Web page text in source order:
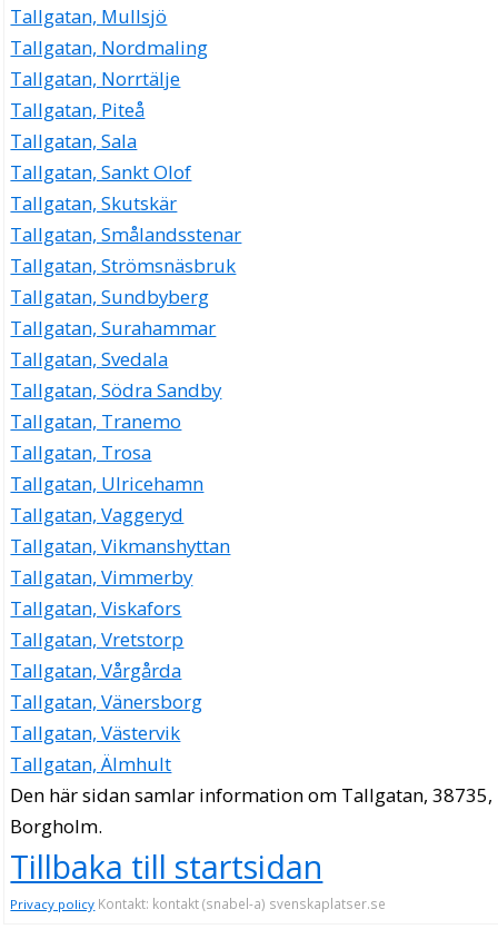
Tallgatan, Mullsjö
Tallgatan, Nordmaling
Tallgatan, Norrtälje
Tallgatan, Piteå
Tallgatan, Sala
Tallgatan, Sankt Olof
Tallgatan, Skutskär
Tallgatan, Smålandsstenar
Tallgatan, Strömsnäsbruk
Tallgatan, Sundbyberg
Tallgatan, Surahammar
Tallgatan, Svedala
Tallgatan, Södra Sandby
Tallgatan, Tranemo
Tallgatan, Trosa
Tallgatan, Ulricehamn
Tallgatan, Vaggeryd
Tallgatan, Vikmanshyttan
Tallgatan, Vimmerby
Tallgatan, Viskafors
Tallgatan, Vretstorp
Tallgatan, Vårgårda
Tallgatan, Vänersborg
Tallgatan, Västervik
Tallgatan, Älmhult
Den här sidan samlar information om Tallgatan, 38735,
Borgholm.
Tillbaka till startsidan
Privacy policy Kontakt: kontakt (snabel-a) svenskaplatser.se